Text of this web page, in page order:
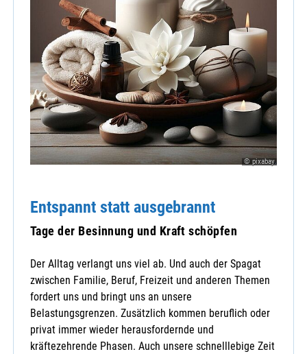
© pixabay
Entspannt statt ausgebrannt
Tage der Besinnung und Kraft schöpfen
Der Alltag verlangt uns viel ab. Und auch der Spagat
zwischen Familie, Beruf, Freizeit und anderen Themen
fordert uns und bringt uns an unsere
Belastungsgrenzen. Zusätzlich kommen beruflich oder
privat immer wieder herausfordernde und
kräftezehrende Phasen. Auch unsere schnelllebige Zeit